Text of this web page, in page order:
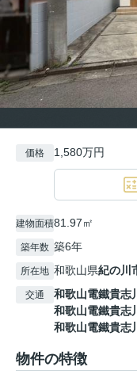
価格 1,580万円
建物面積81.97㎡
築年数 築6年
所在地 和歌山県紀の川
交通 和歌山電鐵貴志
和歌山電鐵貴志
和歌山電鐵貴志
物件の特徴